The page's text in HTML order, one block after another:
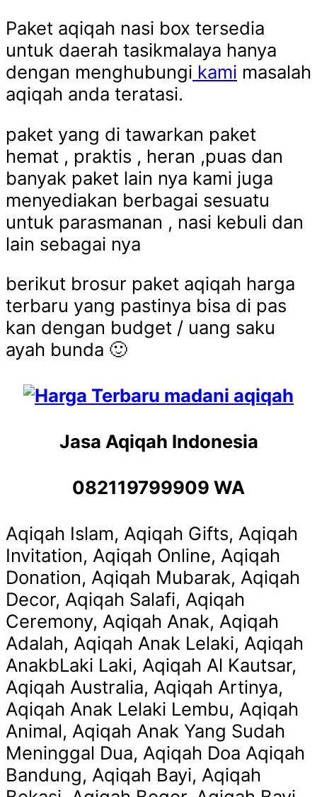
Paket aqiqah nasi box tersedia
untuk daerah tasikmalaya hanya
dengan menghubungi kami masalah
aqiqah anda teratasi.
paket yang di tawarkan paket
hemat , praktis , heran ,puas dan
banyak paket lain nya kami juga
menyediakan berbagai sesuatu
untuk parasmanan , nasi kebuli dan
lain sebagai nya
berikut brosur paket aqiqah harga
terbaru yang pastinya bisa di pas
kan dengan budget / uang saku
ayah bunda 🙂
Jasa Aqiqah Indonesia
082119799909 WA
Aqiqah Islam, Aqiqah Gifts, Aqiqah
Invitation, Aqiqah Online, Aqiqah
Donation, Aqiqah Mubarak, Aqiqah
Decor, Aqiqah Salafi, Aqiqah
Ceremony, Aqiqah Anak, Aqiqah
Adalah, Aqiqah Anak Lelaki, Aqiqah
AnakbLaki Laki, Aqiqah Al Kautsar,
Aqiqah Australia, Aqiqah Artinya,
Aqiqah Anak Lelaki Lembu, Aqiqah
Animal, Aqiqah Anak Yang Sudah
Meninggal Dua, Aqiqah Doa Aqiqah
Bandung, Aqiqah Bayi, Aqiqah